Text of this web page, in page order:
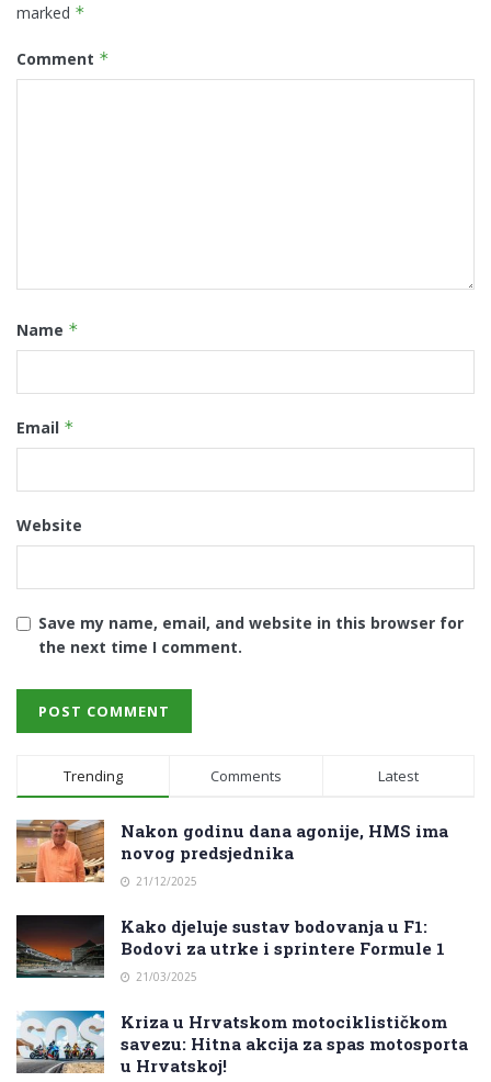
marked *
Comment *
Name *
Email *
Website
Save my name, email, and website in this browser for
the next time I comment.
Trending Comments Latest
Nakon godinu dana agonije, HMS ima
novog predsjednika
21/12/2025
Kako djeluje sustav bodovanja u F1:
Bodovi za utrke i sprintere Formule 1
21/03/2025
Kriza u Hrvatskom motociklističkom
savezu: Hitna akcija za spas motosporta
u Hrvatskoj!